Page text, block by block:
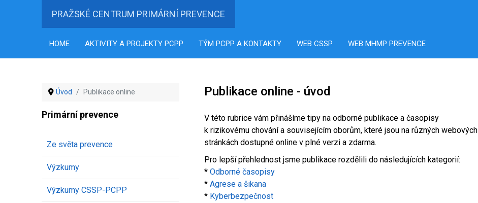
PRAŽSKÉ CENTRUM PRIMÁRNÍ PREVENCE
HOME AKTIVITY A PROJEKTY PCPP TÝM PCPP A KONTAKTY WEB CSSP WEB MHMP PREVENCE
Úvod Publikace online
Primární prevence
Ze světa prevence
Výzkumy
Výzkumy CSSP-PCPP
Publikace online - úvod
V této rubrice vám přinášíme tipy na odborné publikace a časopisy
k rizikovému chování a souvisejícím oborům, které jsou na různých webových
stránkách dostupné online v plné verzi a zdarma.
Pro lepší přehlednost jsme publikace rozdělili do následujících kategorií:
*Odborné časopisy
*Agrese a šikana
* Kyberbezpečnost